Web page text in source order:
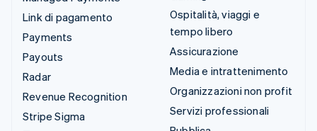
Link di pagamento
Payments
Payouts
Radar
Revenue Recognition
Stripe Sigma
Ospitalità, viaggi e
tempo libero
Assicurazione
Media e intrattenimento
Organizzazioni non profit
Servizi professionali